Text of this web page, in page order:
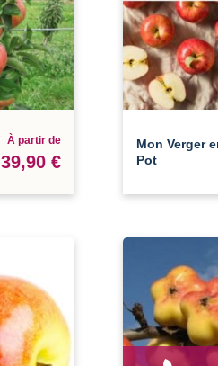
À partir de
39,90 €
Mon Verger
Pot